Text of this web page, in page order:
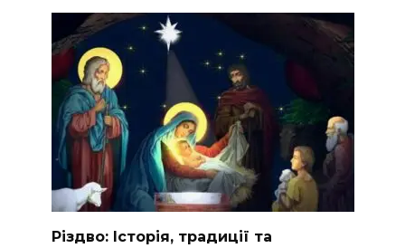
Різдво: Історія, традиції та